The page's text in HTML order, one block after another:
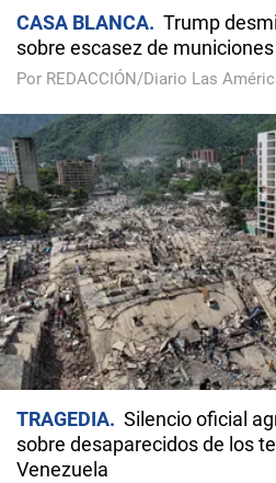
CASA BLANCA
Trump
sobre escasez de
Por REDACCIÓN/Diario Las
TRAGEDIA
Silencio oficial
sobre desaparecidos de los
Venezuela